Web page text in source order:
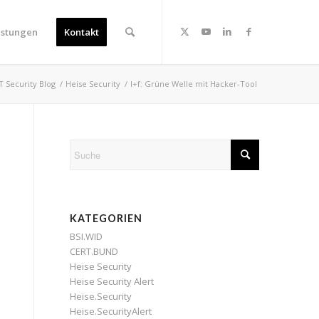
Kontakt
Security Blog / Heise Security / l+f: Grüne Welle mit Hacker-Tool
KATEGORIEN
BSI.WID
CERT.BUND
Heise Security
Heise Security Alert
Heise.Security
Heise.SecurityAlert